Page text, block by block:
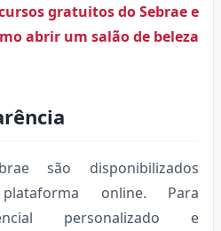
gratuitos do Sebrae e
abrir um salão de beleza
são disponibilizados
online. Para
personalizado e